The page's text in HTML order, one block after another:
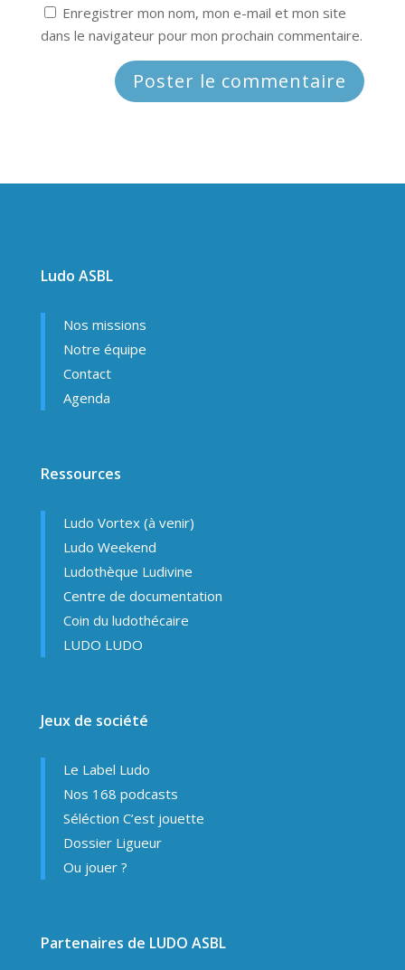
Enregistrer mon nom, mon e-mail et mon site
dans le navigateur pour mon prochain commentaire.
Ludo ASBL
Nos missions
Notre équipe
Contact
Agenda
Ressources
Ludo Vortex (à venir)
Ludo Weekend
Ludothèque Ludivine
Centre de documentation
Coin du ludothécaire
LUDO LUDO
Jeux de société
Le Label Ludo
Nos 168 podcasts
Séléction C’est jouette
Dossier Ligueur
Ou jouer ?
Partenaires de LUDO ASBL